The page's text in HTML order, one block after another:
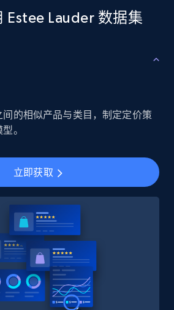
Estee Lauder 数据集
的相似产品与类目，制定定价策
。
立即获取